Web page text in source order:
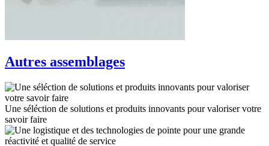
Autres assemblages
Une séléction de solutions et produits innovants pour valoriser votre
savoir faire